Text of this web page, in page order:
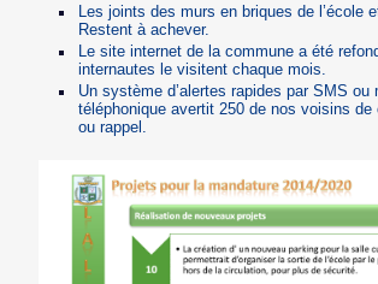
Les joints des murs en briques de l’école
Restent à achever.
Le site internet de la commune a été
internautes le visitent chaque mois.
Un système d’alertes rapides par SMS ou
téléphonique avertit 250 de nos voisins de
ou rappel.